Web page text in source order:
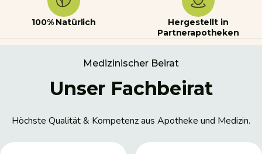
100% Natürlich
Hergestellt in
Partnerapotheken
Medizinischer Beirat
Unser Fachbeirat
Höchste Qualität & Kompetenz aus Apotheke und Medizin.